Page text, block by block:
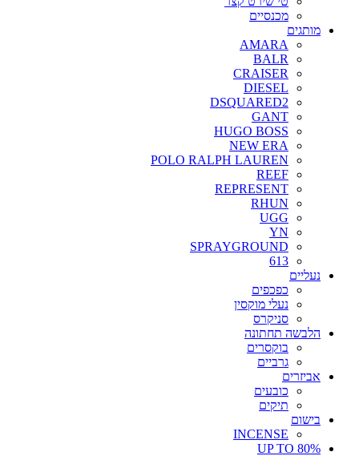
מכנסיים
מותגים
AMARA
BALR
CRAISER
DIESEL
DSQUARED2
GANT
HUGO BOSS
NEW ERA
POLO RALPH LAUREN
REEF
REPRESENT
RHUN
UGG
YN
SPRAYGROUND
613
נעליים
כפכפים
נעלי מוקסין
סניקרס
הלבשה תחתונה
בוקסרים
גרביים
אביזרים
כובעים
תיקים
בישום
INCENSE
UP TO 80%